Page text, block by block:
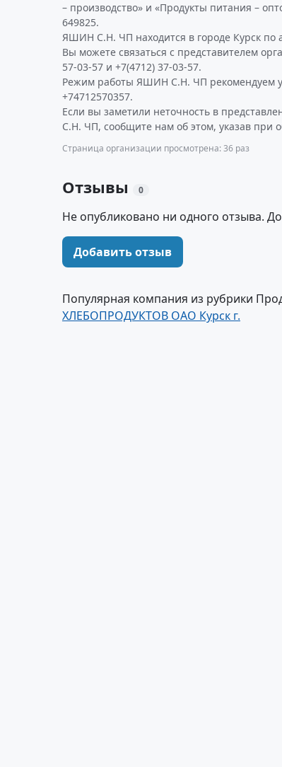
– производство» и «Продукты питания –
649825.
ЯШИН С.Н. ЧП находится в городе Курск по
Вы можете связаться с представителем
57-03-57 и +7(4712) 37-03-57.
Режим работы ЯШИН С.Н. ЧП рекомендуем
+74712570357.
Если вы заметили неточность в
С.Н. ЧП, сообщите нам об этом, указав
Страница организации просмотрена: 36 раз
Отзывы 0
Не опубликовано ни одного отзыва.
Добавить отзыв
Популярная компания из рубрики
ХЛЕБОПРОДУКТОВ ОАО Курск г.